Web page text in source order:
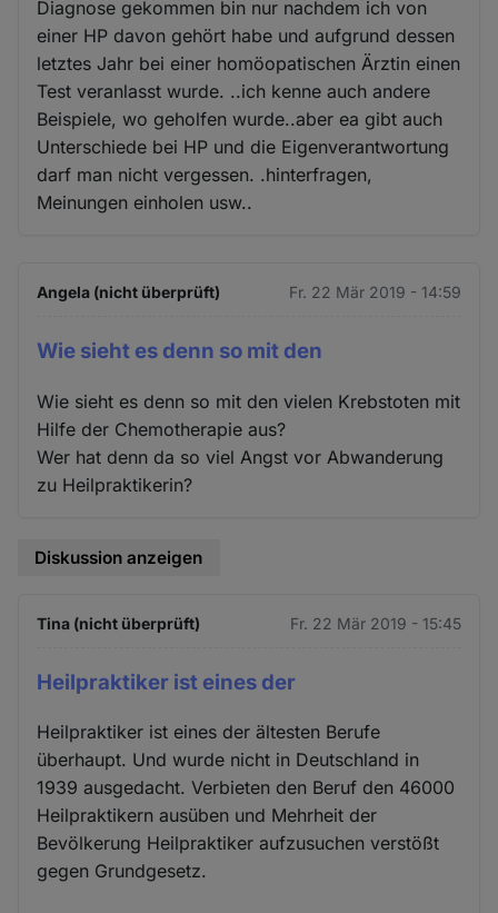
Diagnose gekommen bin nur nachdem ich von
einer HP davon gehört habe und aufgrund dessen
letztes Jahr bei einer homöopatischen Ärztin einen
Test veranlasst wurde. ..ich kenne auch andere
Beispiele, wo geholfen wurde..aber ea gibt auch
Unterschiede bei HP und die Eigenverantwortung
darf man nicht vergessen. .hinterfragen,
Meinungen einholen usw..
Angela (nicht überprüft) Fr. 22 Mär 2019 - 14:59
Wie sieht es denn so mit den
Wie sieht es denn so mit den vielen Krebstoten mit
Hilfe der Chemotherapie aus?
Wer hat denn da so viel Angst vor Abwanderung
zu Heilpraktikerin?
Diskussion anzeigen
Tina (nicht überprüft) Fr. 22 Mär 2019 - 15:45
Heilpraktiker ist eines der
Heilpraktiker ist eines der ältesten Berufe
überhaupt. Und wurde nicht in Deutschland in
1939 ausgedacht. Verbieten den Beruf den 46000
Heilpraktikern ausüben und Mehrheit der
Bevölkerung Heilpraktiker aufzusuchen verstößt
gegen Grundgesetz.